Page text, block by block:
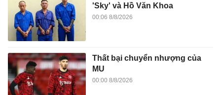
'Sky' và Hồ Văn Khoa
00:06 8/8/2026
Thất bại chuyển nhượng của
MU
00:00 8/8/2026